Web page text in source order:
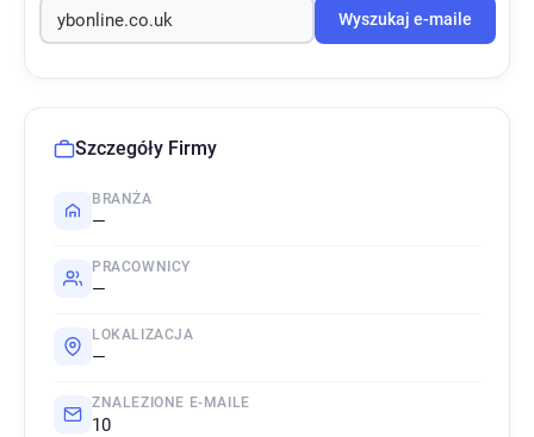
Wyszukaj e-maile
Szczegóły Firmy
BRANŻA
—
PRACOWNICY
—
LOKALIZACJA
—
ZNALEZIONE E-MAILE
10